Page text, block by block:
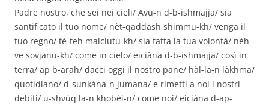
Padre nostro, che sei nei cieli/ Avu-n d-b-ishmajja/ sia
santificato il tuo nome/ nèt-qaddash shimmu-kh/ venga il
tuo regno/ té-teh malciutu-kh/ sia fatta la tua volontà/ néh-
ve sovjanu-kh/ come in cielo/ eiciàna d-b-ishmajja/ così in
terra/ ap b-arah/ dacci oggi il nostro pane/ hàl-la-n làkhma/
quotidiano/ d-sunkàna-n jumana/ e rimetti a noi i nostri
debiti/ u-shvùq la-n khobèi-n/ come noi/ eiciàna d-ap-